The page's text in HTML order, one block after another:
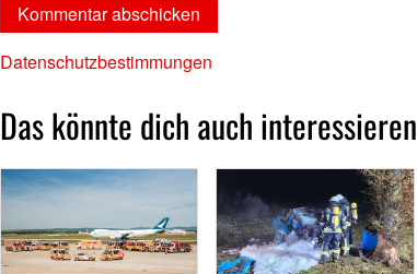
Datenschutzbestimmungen
Das könnte dich auch interessieren